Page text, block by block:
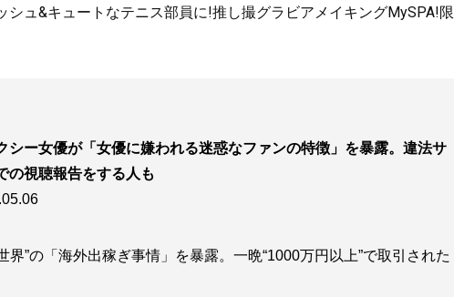
ュ&キュートなテニス部員に!推し撮グラビアメイキングMySPA!限
シー女優が「女優に嫌われる迷惑なファンの特徴」を暴露。違法サ
の視聴報告をする人も
界”の「海外出稼ぎ事情」を暴露。一晩“1000万円以上”で取引された